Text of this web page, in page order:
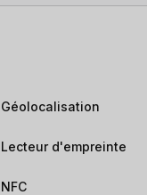
Géolocalisation
Lecteur d'empreinte
NFC